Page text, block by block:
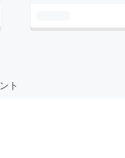
ト